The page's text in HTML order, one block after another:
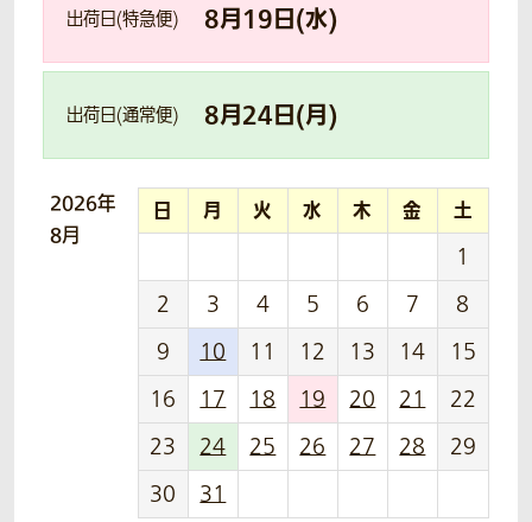
出荷日(特急便) 8月19日(水)
出荷日(通常便) 8月24日(月)
2026年
8月
日 月 火 水 木 金 土
1
2
3 4 5 6 7
8
9
10 11 12 13 14
15
16
17 18 19 20 21
22
23
24 25 26 27 28
29
30
31